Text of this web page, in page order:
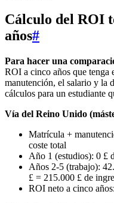
Cálculo del ROI
años#
Para hacer una
ROI a cinco años que tenga
manutención, el salario y la
cálculos para un estudiante
Vía del Reino Unido
Matrícula +
coste total
Año 1 (estudios): 0 £
Años 2-5 (trabajo):
£ = 215.000 £ de
ROI neto a cinco años: